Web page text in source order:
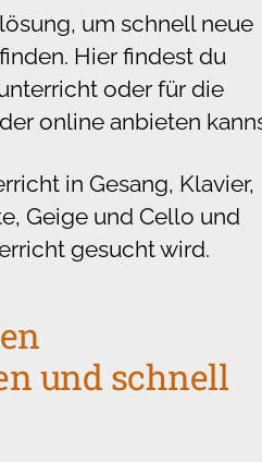
um schnell neue
Hier findest du
oder für die
online anbieten
in Gesang, Klavier,
Geige und Cello und
gesucht wird.
und schnell